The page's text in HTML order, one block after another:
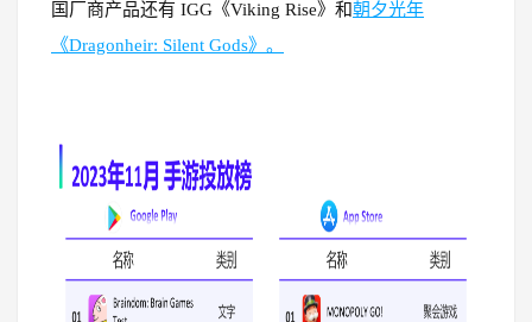
国厂商产品还有 IGG《Viking Rise》和朝夕光年
《Dragonheir: Silent Gods》。